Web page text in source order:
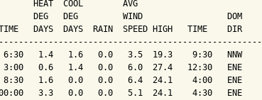
HEAT  COOL        AVG
DEG   DEG         WIND                 DOM
DAYS  DAYS  RAIN  SPEED HIGH   TIME    DIR
1.4   1.6   0.0   3.5  19.3    9:30   NNW
0.6   1.4   0.0   6.0  27.4   12:30   ENE
1.6   0.0   0.0   6.4  24.1    4:00   ENE
3.3   0.0   0.0   5.1  24.1    4:30   ENE